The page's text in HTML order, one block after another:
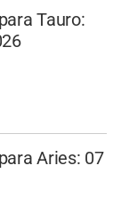
Tauro:
Aries: 07